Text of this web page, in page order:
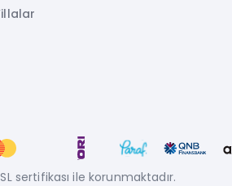
sertifikası ile korunmaktadır.